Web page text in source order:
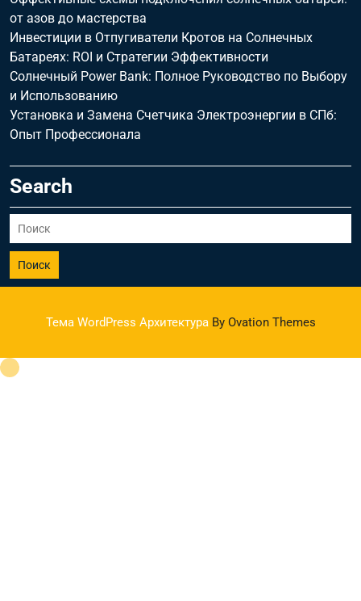
от азов до мастерства
Инвестиции в Отпугиватели Кротов на Солнечных
Батареях: ROI и Стратегии Эффективности
Солнечный Power Bank: Полное Руководство по Выбору
и Использованию
Установка и Замена Счетчика Электроэнергии в СПб:
Опыт Профессионала
Search
Поиск
Тема WordPress Архитектура By Ovation Themes